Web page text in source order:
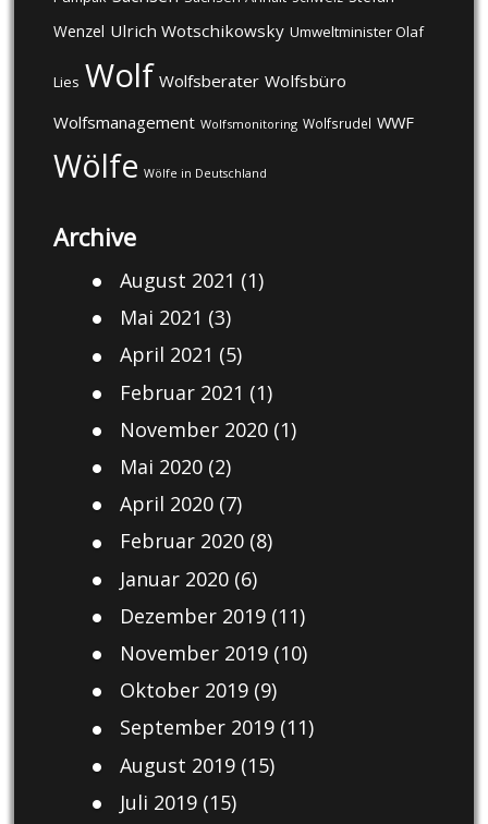
Wenzel Ulrich Wotschikowsky Umweltminister Olaf
Lies Wolf Wolfsberater Wolfsbüro
Wolfsmanagement Wolfsmonitoring Wolfsrudel WWF
Wölfe Wölfe in Deutschland
Archive
August 2021 (1)
Mai 2021 (3)
April 2021 (5)
Februar 2021 (1)
November 2020(1)
Mai 2020(2)
April 2020(7)
Februar 2020(8)
Januar 2020(6)
Dezember 2019(11)
November 2019(10)
Oktober 2019(9)
September 2019(11)
August 2019(15)
Juli 2019(15)